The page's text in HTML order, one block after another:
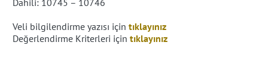
Dahili: 10745 – 10746
Veli bilgilendirme yazısı için tıklayınız
Değerlendirme Kriterleri için tıklayınız